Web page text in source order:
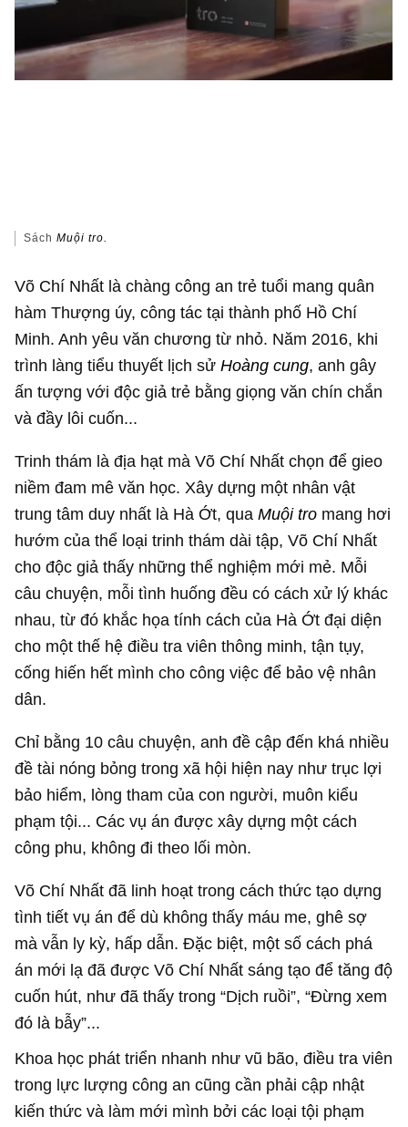
SáchMuội tro.
Võ Chí Nhất là chàng công an trẻ tuổi mang quân
hàm Thượng úy, công tác tại thành phố Hồ Chí
Minh. Anh yêu văn chương từ nhỏ. Năm 2016, khi
trình làng tiểu thuyết lịch sử Hoàng cung, anh gây
ấn tượng với độc giả trẻ bằng giọng văn chín chắn
và đầy lôi cuốn...
Trinh thám là địa hạt mà Võ Chí Nhất chọn để gieo
niềm đam mê văn học. Xây dựng một nhân vật
trung tâm duy nhất là Hà Ớt, quaMuội tro mang hơi
hướm của thể loại trinh thám dài tập, Võ Chí Nhất
cho độc giả thấy những thể nghiệm mới mẻ. Mỗi
câu chuyện, mỗi tình huống đều có cách xử lý khác
nhau, từ đó khắc họa tính cách của Hà Ớt đại diện
cho một thế hệ điều tra viên thông minh, tận tụy,
cống hiến hết mình cho công việc để bảo vệ nhân
dân.
Chỉ bằng 10 câu chuyện, anh đề cập đến khá nhiều
đề tài nóng bỏng trong xã hội hiện nay như trục lợi
bảo hiểm, lòng tham của con người, muôn kiểu
phạm tội... Các vụ án được xây dựng một cách
công phu, không đi theo lối mòn.
Võ Chí Nhất đã linh hoạt trong cách thức tạo dựng
tình tiết vụ án để dù không thấy máu me, ghê sợ
mà vẫn ly kỳ, hấp dẫn. Đặc biệt, một số cách phá
án mới lạ đã được Võ Chí Nhất sáng tạo để tăng độ
cuốn hút, như đã thấy trong “Dịch ruồi”, “Đừng xem
đó là bẫy”...
Khoa học phát triển nhanh như vũ bão, điều tra viên
trong lực lượng công an cũng cần phải cập nhật
kiến thức và làm mới mình bởi các loại tội phạm